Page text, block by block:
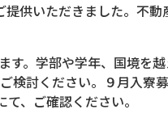
供いただきました。不
。学部や学年、国境を
討ください。９月入寮募
て、ご確認ください。